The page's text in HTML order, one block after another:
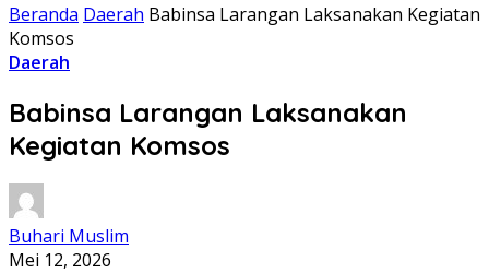
Beranda Daerah Babinsa Larangan Laksanakan Kegiatan
Komsos
Daerah
Babinsa Larangan Laksanakan
Kegiatan Komsos
Buhari Muslim
Mei 12, 2026